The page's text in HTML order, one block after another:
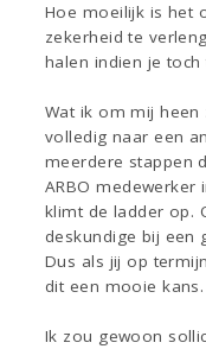
Hoe moeilijk is het
zekerheid te
halen indien je
Wat ik om mij
volledig naar een
meerdere stappen
ARBO
klimt de ladder op.
deskundige bij een
Dus als jij op
dit een mooie kans.
Ik zou gewoon